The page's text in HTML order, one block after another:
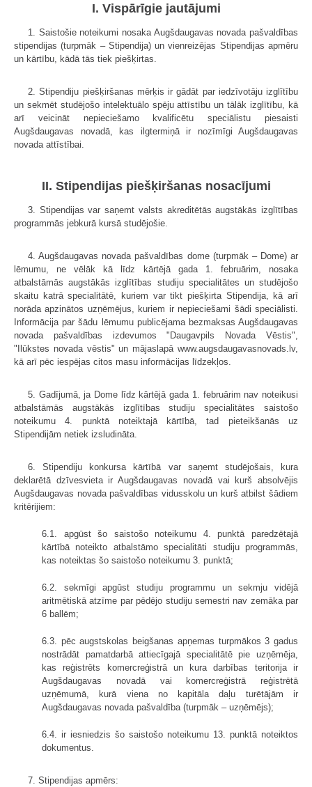
I. Vispārīgie jautājumi
1. Saistošie noteikumi nosaka Augšdaugavas novada pašvaldības
stipendijas (turpmāk – Stipendija) un vienreizējas Stipendijas apmēru
un kārtību, kādā tās tiek piešķirtas.
2. Stipendiju piešķiršanas mērķis ir gādāt par iedzīvotāju izglītību
un sekmēt studējošo intelektuālo spēju attīstību un tālāk izglītību, kā
arī veicināt nepieciešamo kvalificētu speciālistu piesaisti
Augšdaugavas novadā, kas ilgtermiņā ir nozīmīgi Augšdaugavas
novada attīstībai.
II. Stipendijas piešķiršanas nosacījumi
3. Stipendijas var saņemt valsts akreditētās augstākās izglītības
programmās jebkurā kursā studējošie.
4. Augšdaugavas novada pašvaldības dome (turpmāk – Dome) ar
lēmumu, ne vēlāk kā līdz kārtējā gada 1. februārim, nosaka
atbalstāmās augstākās izglītības studiju specialitātes un studējošo
skaitu katrā specialitātē, kuriem var tikt piešķirta Stipendija, kā arī
norāda apzinātos uzņēmējus, kuriem ir nepieciešami šādi speciālisti.
Informācija par šādu lēmumu publicējama bezmaksas Augšdaugavas
novada pašvaldības izdevumos "Daugavpils Novada Vēstis",
"Ilūkstes novada vēstis" un mājaslapā www.augsdaugavasnovads.lv,
kā arī pēc iespējas citos masu informācijas līdzekļos.
5. Gadījumā, ja Dome līdz kārtējā gada 1. februārim nav noteikusi
atbalstāmās augstākās izglītības studiju specialitātes saistošo
noteikumu 4. punktā noteiktajā kārtībā, tad pieteikšanās uz
Stipendijām netiek izsludināta.
6. Stipendiju konkursa kārtībā var saņemt studējošais, kura
deklarētā dzīvesvieta ir Augšdaugavas novadā vai kurš absolvējis
Augšdaugavas novada pašvaldības vidusskolu un kurš atbilst šādiem
kritērijiem:
6.1. apgūst šo saistošo noteikumu 4. punktā paredzētajā
kārtībā noteikto atbalstāmo specialitāti studiju programmās,
kas noteiktas šo saistošo noteikumu 3. punktā;
6.2. sekmīgi apgūst studiju programmu un sekmju vidējā
aritmētiskā atzīme par pēdējo studiju semestri nav zemāka par
6 ballēm;
6.3. pēc augstskolas beigšanas apņemas turpmākos 3 gadus
nostrādāt pamatdarbā attiecīgajā specialitātē pie uzņēmēja,
kas reģistrēts komercreģistrā un kura darbības teritorija ir
Augšdaugavas novadā vai komercreģistrā reģistrētā
uzņēmumā, kurā viena no kapitāla daļu turētājām ir
Augšdaugavas novada pašvaldība (turpmāk – uzņēmējs);
6.4. ir iesniedzis šo saistošo noteikumu 13. punktā noteiktos
dokumentus.
7. Stipendijas apmērs: